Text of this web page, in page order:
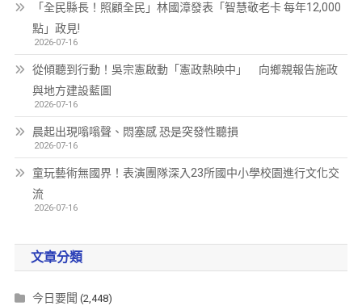
「全民縣長！照顧全民」林國漳發表「智慧敬老卡 每年12,000
點」政見!
2026-07-16
從傾聽到行動！吳宗憲啟動「憲政熱映中」 向鄉親報告施政
與地方建設藍圖
2026-07-16
晨起出現嗡嗡聲、悶塞感 恐是突發性聽損
2026-07-16
童玩藝術無國界！表演團隊深入23所國中小學校園進行文化交
流
2026-07-16
文章分類
今日要聞 (2,448)